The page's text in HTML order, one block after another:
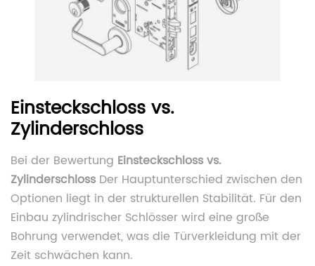
Einsteckschloss vs.
Zylinderschloss
Bei der Bewertung Einsteckschloss vs.
Zylinderschloss Der Hauptunterschied zwischen den
Optionen liegt in der strukturellen Stabilität. Für den
Einbau zylindrischer Schlösser wird eine große
Bohrung verwendet, was die Türverkleidung mit der
Zeit schwächen kann.